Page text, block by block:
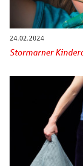
24.02.2024
Stormarner